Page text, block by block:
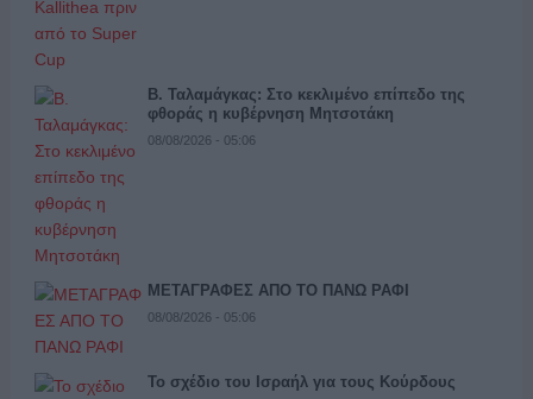
Β. Ταλαμάγκας: Στο κεκλιμένο επίπεδο της
φθοράς η κυβέρνηση Μητσοτάκη
08/08/2026 - 05:06
ΜΕΤΑΓΡΑΦΕΣ ΑΠΟ ΤΟ ΠΑΝΩ ΡΑΦΙ
08/08/2026 - 05:06
Το σχέδιο του Ισραήλ για τους Κούρδους